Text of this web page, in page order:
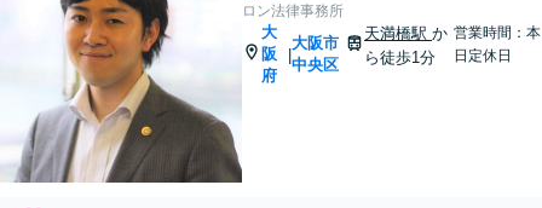
ロン法律事務所
大
阪
府
|
大阪市
中央区
天満橋駅か
ら徒歩1分
営業時間：本
日定休日